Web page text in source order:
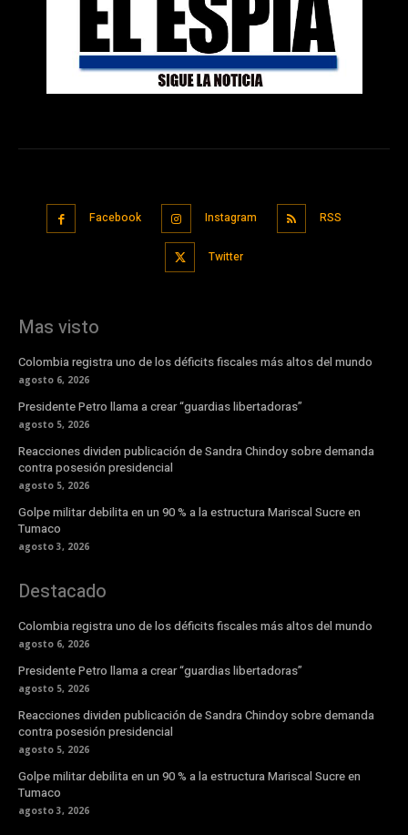
Facebook Instagram RSS
Twitter
Mas visto
Colombia registra uno de los déficits fiscales más altos del mundo
agosto 6, 2026
Presidente Petro llama a crear “guardias libertadoras”
agosto 5, 2026
Reacciones dividen publicación de Sandra Chindoy sobre demanda
contra posesión presidencial
agosto 5, 2026
Golpe militar debilita en un 90 % a la estructura Mariscal Sucre en
Tumaco
agosto 3, 2026
Destacado
Colombia registra uno de los déficits fiscales más altos del mundo
agosto 6, 2026
Presidente Petro llama a crear “guardias libertadoras”
agosto 5, 2026
Reacciones dividen publicación de Sandra Chindoy sobre demanda
contra posesión presidencial
agosto 5, 2026
Golpe militar debilita en un 90 % a la estructura Mariscal Sucre en
Tumaco
agosto 3, 2026